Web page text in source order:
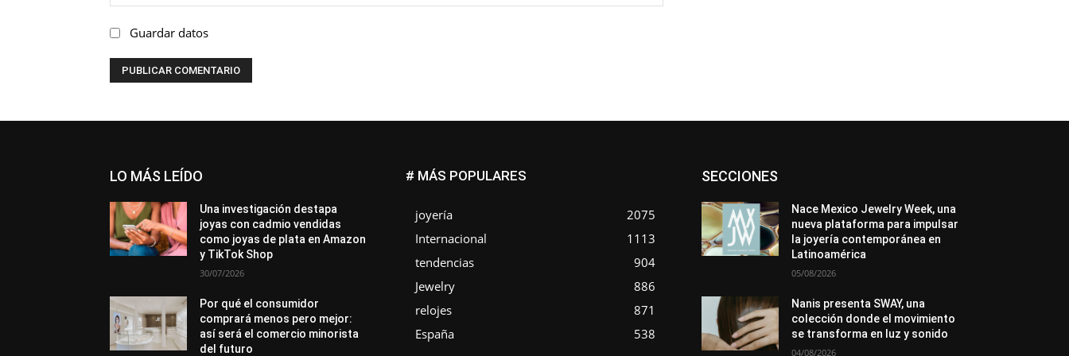
web:
Guardar datos
LO MÁS LEÍDO
Una investigación destapa
joyas con cadmio vendidas
como joyas de plata en Amazon
y TikTok Shop
30/07/2026
Por qué el consumidor
comprará menos pero mejor:
así será el comercio minorista
del futuro
# MÁS POPULARES
joyería
2075
Internacional
1113
tendencias
904
Jewelry
886
relojes
871
España
538
SECCIONESAsociaciones
En tendencia
In memoriam
La Pluma de Pedro Pérez
México
Mundo Técnico
Novedades
Opiniones
Perspectiva
Premios
Secciones
Sin categoría
Nace Mexico Jewelry Week, una
nueva plataforma para impulsar
la joyería contemporánea en
Latinoamérica
05/08/2026
Nanis presenta SWAY, una
colección donde el movimiento
se transforma en luz y sonido
04/08/2026